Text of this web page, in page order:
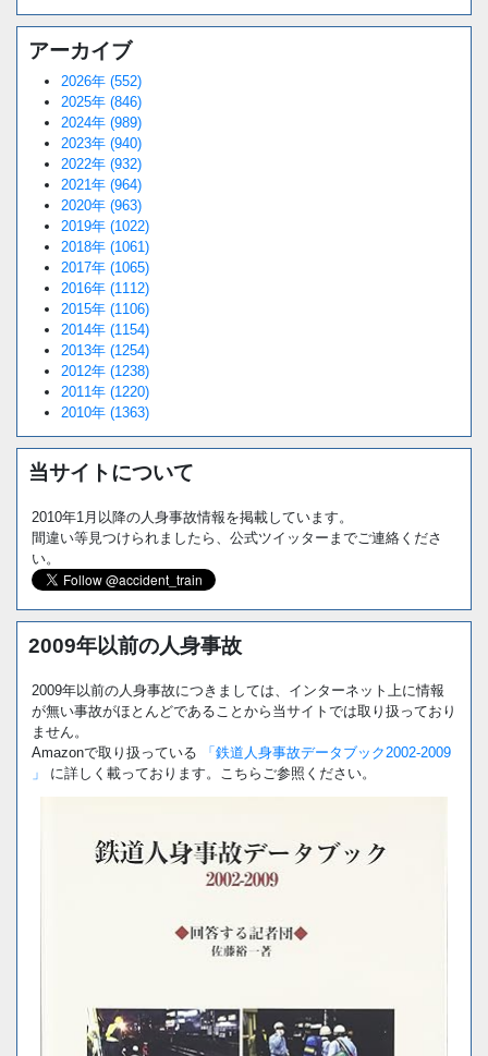
アーカイブ
2026年 (552)
2025年 (846)
2024年 (989)
2023年 (940)
2022年 (932)
2021年 (964)
2020年 (963)
2019年 (1022)
2018年 (1061)
2017年 (1065)
2016年 (1112)
2015年 (1106)
2014年 (1154)
2013年 (1254)
2012年 (1238)
2011年 (1220)
2010年 (1363)
当サイトについて
2010年1月以降の人身事故情報を掲載しています。
間違い等見つけられましたら、公式ツイッターまでご連絡くださ
い。
2009年以前の人身事故
2009年以前の人身事故につきましては、インターネット上に情報
が無い事故がほとんどであることから当サイトでは取り扱っており
ません。
Amazonで取り扱っている
「鉄道人身事故データブック2002-2009
」
に詳しく載っております。こちらご参照ください。